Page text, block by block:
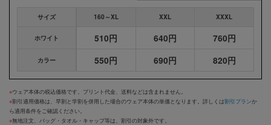
サイズ 160～XL XXL XXXL
ホワイト 510円 640円 760円
カラー 550円 690円 820円
※ウェア本体の税込価格です。プリント代金、送料などは含まれません。
※割引適用価格は、早割と学割を併用した場合のウェア本体の単価となります。詳しくは割引プランか
ら適用条件をご確認ください。
※無地注文、バッグ・タオル・キャップ等は、割引の対象外です。